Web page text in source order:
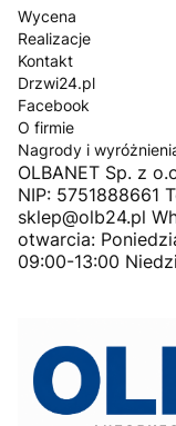
Wycena
Realizacje
Kontakt
Drzwi24.pl
Facebook
O firmie
Nagrody i
OLBANET Sp. z
NIP: 5751888661
sklep@olb24.pl
otwarcia:
09:00-13:00